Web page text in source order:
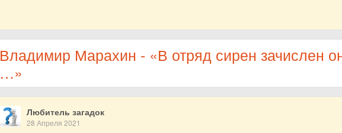
Владимир Марахин - «В отряд сирен зачислен
…»
Любитель загадок
28 Апреля 2021